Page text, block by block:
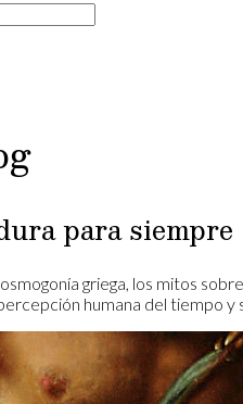
para siempre
griega, los mitos
humana del tiempo